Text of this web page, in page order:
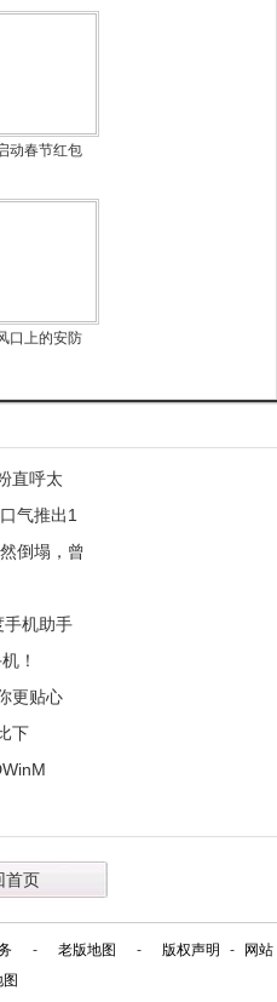
动春节红包
口上的安防
直呼太
气推出1
倒塌，曾
手机助手
！
更贴心
下
首页
- 老版地图 - 版权声明 -
网站